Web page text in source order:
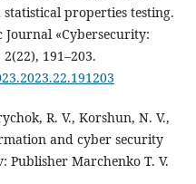
properties testing.
Journal «Cybersecurity:
191–203.
R. V., Korshun, N. V.,
and cyber security
Publisher Marchenko T. V.